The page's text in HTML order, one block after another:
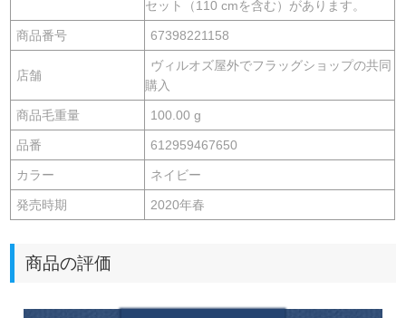
セット（110 cmを含む）があります。
商品番号 67398221158
店舗
ヴィルオズ屋外でフラッグショップの共同
購入
商品毛重量 100.00 g
品番 612959467650
カラー ネイビー
発売時期 2020年春
商品の評価